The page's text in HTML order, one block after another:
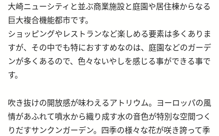
大崎ニューシティと並ぶ商業施設と庭園や居住棟からなる
巨大複合機能都市です。
ショッピングやレストランなど楽しめる要素は多くありま
すが、その中でも特におすすめなのは、庭園などのガーデ
ンが多くあるので、色々ないやしを感じる事ができる事で
す。
吹き抜けの開放感が味わえるアトリウム。ヨーロッパの風
情があふれて噴水から織り成す水の音色が特別な空間つく
りだすサンクンガーデン。四季の様々な花が咲き誇って季